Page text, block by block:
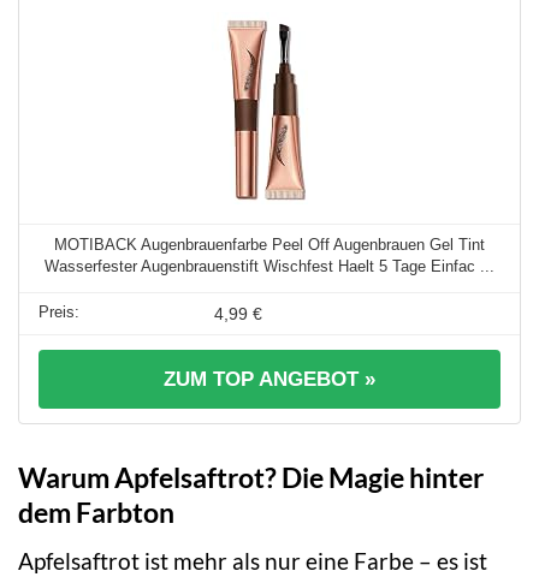
MOTIBACK Augenbrauenfarbe Peel Off Augenbrauen Gel Tint
Wasserfester Augenbrauenstift Wischfest Haelt 5 Tage Einfac ...
4,99 €
ZUM TOP ANGEBOT »
Warum Apfelsaftrot? Die Magie hinter
dem Farbton
Apfelsaftrot ist mehr als nur eine Farbe – es ist